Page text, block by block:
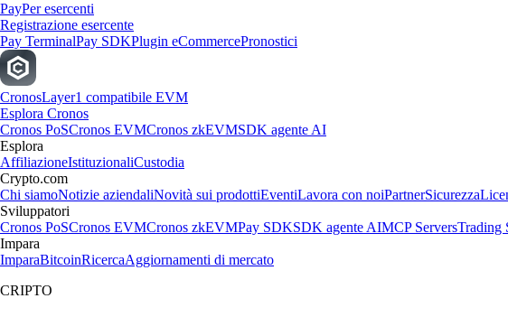
PayPer esercenti
Registrazione esercente
Pay TerminalPay SDKPlugin eCommercePronostici
CronosLayer1 compatibile EVM
Esplora Cronos
Cronos PoSCronos EVMCronos zkEVMSDK agente AI
Esplora
AffiliazioneIstituzionaliCustodia
Crypto.com
Chi siamoNotizie aziendaliNovità sui prodottiEventiLavora con noiPartnerSicurezza
Sviluppatori
Cronos PoSCronos EVMCronos zkEVMPay SDKSDK agente AIMCP ServersTrading
Impara
ImparaBitcoinRicercaAggiornamenti di mercato
CRIPTO